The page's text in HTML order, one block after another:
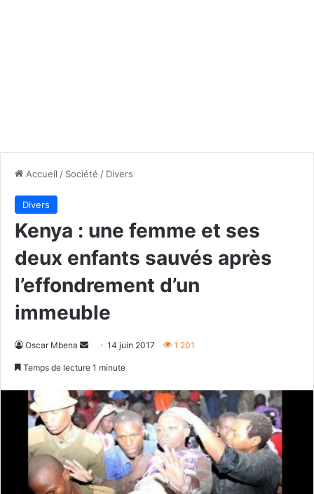
Accueil / Société / Divers
Divers
Kenya : une femme et ses
deux enfants sauvés après
l’effondrement d’un
immeuble
Oscar Mbena
Envoyer14 juin 2017 1 201
Temps de lecture 1 minute